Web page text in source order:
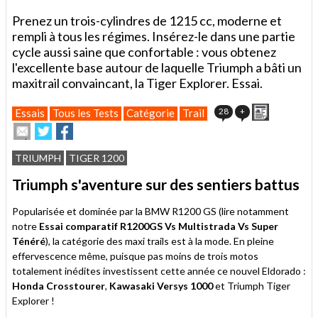
Prenez un trois-cylindres de 1215 cc, moderne et
rempli à tous les régimes. Insérez-le dans une partie
cycle aussi saine que confortable : vous obtenez
l'excellente base autour de laquelle Triumph a bâti un
maxitrail convaincant, la Tiger Explorer. Essai.
Essais Tous les Tests Catégorie Trail 28 +
Envoyer
cet
article
à
un
ami
Partager
sur
Twitter
sur
Facebook
TRIUMPH TIGER 1200
Triumph s'aventure sur des sentiers battus
Popularisée et dominée par la BMW R1200 GS (lire notamment
notre Essai comparatif R1200GS Vs Multistrada Vs Super
Ténéré), la catégorie des maxi trails est à la mode. En pleine
effervescence même, puisque pas moins de trois motos
totalement inédites investissent cette année ce nouvel Eldorado :
Honda Crosstourer, Kawasaki Versys 1000et Triumph Tiger
Explorer !